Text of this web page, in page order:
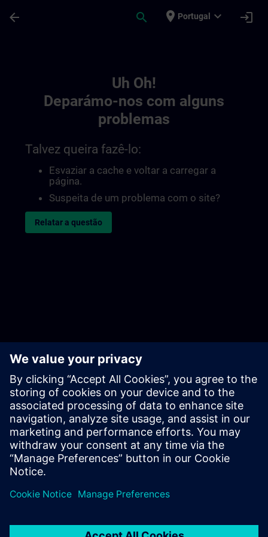
arrow_back search place Portugal expand_more login
Uh Oh!
Deparámo-nos com alguns
problemas
Talvez queira fazê-lo:
Esvaziar a cache e voltar a carregar a
página.
Suspeita de um problema com o site?
Relatar a questão